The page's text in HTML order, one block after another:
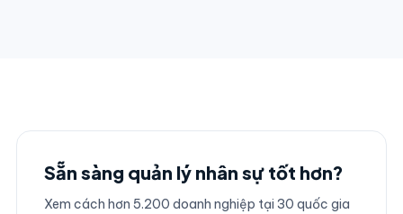
Sẵn sàng quản lý nhân sự tốt hơn?
Xem cách hơn 5.200 doanh nghiệp tại 30 quốc gia